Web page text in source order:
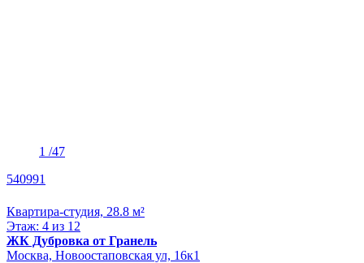
1 /47
540991
Квартира-студия, 28.8 м²
Этаж: 4 из 12
ЖК Дубровка от Гранель
Москва, Новоостаповская ул, 16к1